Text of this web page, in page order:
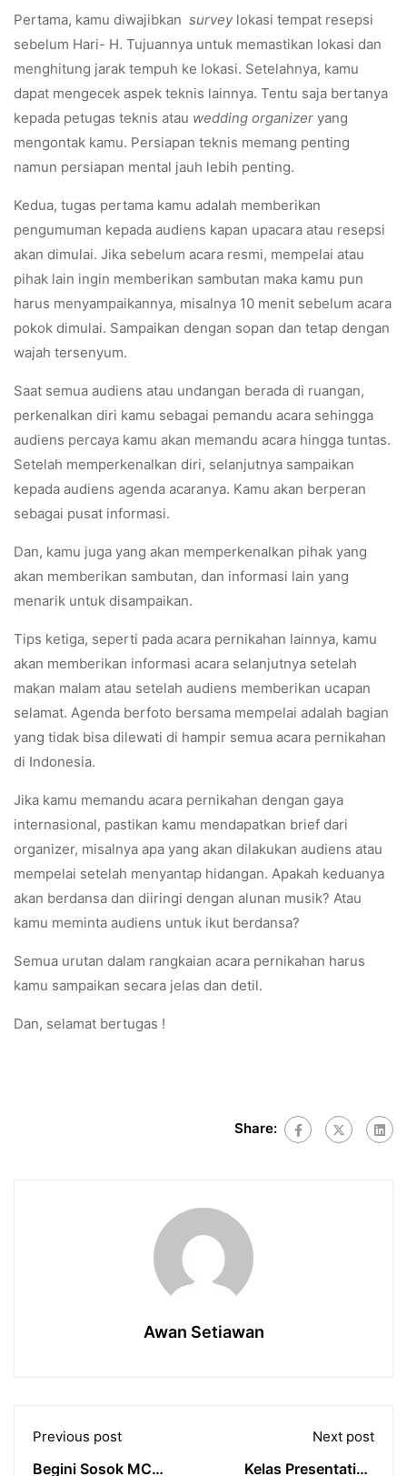
Pertama, kamu diwajibkan surveylokasi tempat resepsi
sebelum Hari- H. Tujuannya untuk memastikan lokasi dan
menghitung jarak tempuh ke lokasi. Setelahnya, kamu
dapat mengecek aspek teknis lainnya. Tentu saja bertanya
kepada petugas teknis atau wedding organizer yang
mengontak kamu. Persiapan teknis memang penting
namun persiapan mental jauh lebih penting.
Kedua, tugas pertama kamu adalah memberikan
pengumuman kepada audiens kapan upacara atau resepsi
akan dimulai. Jika sebelum acara resmi, mempelai atau
pihak lain ingin memberikan sambutan maka kamu pun
harus menyampaikannya, misalnya 10 menit sebelum acara
pokok dimulai. Sampaikan dengan sopan dan tetap dengan
wajah tersenyum.
Saat semua audiens atau undangan berada di ruangan,
perkenalkan diri kamu sebagai pemandu acara sehingga
audiens percaya kamu akan memandu acara hingga tuntas.
Setelah memperkenalkan diri, selanjutnya sampaikan
kepada audiens agenda acaranya. Kamu akan berperan
sebagai pusat informasi.
Dan, kamu juga yang akan memperkenalkan pihak yang
akan memberikan sambutan, dan informasi lain yang
menarik untuk disampaikan.
Tips ketiga, seperti pada acara pernikahan lainnya, kamu
akan memberikan informasi acara selanjutnya setelah
makan malam atau setelah audiens memberikan ucapan
selamat. Agenda berfoto bersama mempelai adalah bagian
yang tidak bisa dilewati di hampir semua acara pernikahan
di Indonesia.
Jika kamu memandu acara pernikahan dengan gaya
internasional, pastikan kamu mendapatkan brief dari
organizer, misalnya apa yang akan dilakukan audiens atau
mempelai setelah menyantap hidangan. Apakah keduanya
akan berdansa dan diiringi dengan alunan musik? Atau
kamu meminta audiens untuk ikut berdansa?
Semua urutan dalam rangkaian acara pernikahan harus
kamu sampaikan secara jelas dan detil.
Dan, selamat bertugas !
Share:
Awan Setiawan
Previous post
Begini Sosok MC
Next post
Kelas Presentation